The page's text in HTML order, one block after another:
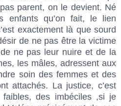
parent, on le devient. Né
enfants qu’on fait, le lien
exactement là que sourd
de ne pas être la victime
ne pas leur nuire et de la
les mâles, adressent aux
soin des femmes et des
attachés. La justice, c’est
faibles, des imbéciles ,si je